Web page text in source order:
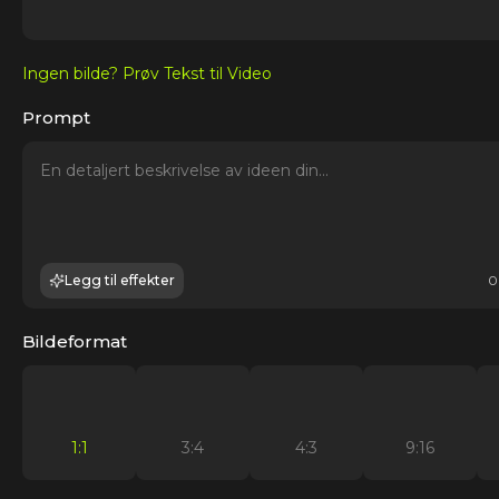
Ingen bilde? Prøv Tekst til Video
Prompt
Legg til effekter
Bildeformat
1:1 3:4 4:3 9:16